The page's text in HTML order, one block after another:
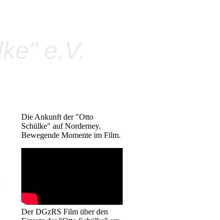
Die Ankunft der "Otto
Schülke" auf Norderney.
Bewegende Momente im Film.
Der DGzRS Film über den